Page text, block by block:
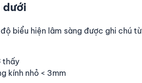
dưới
biểu hiện lâm sàng được ghi chú từ
thấy
kính nhỏ < 3mm